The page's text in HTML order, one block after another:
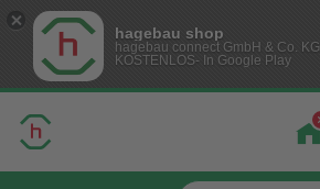
hagebau shop
hagebau connect GmbH & Co. KG
KOSTENLOS- In Google Play